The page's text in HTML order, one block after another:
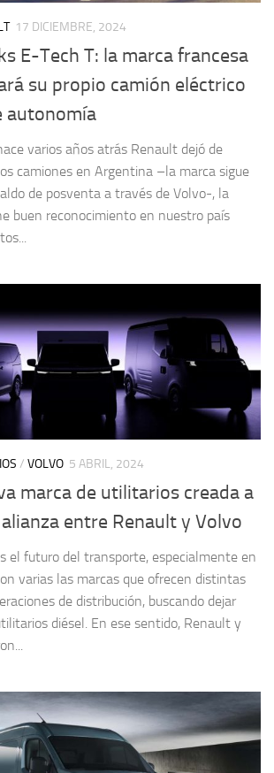
17 DICIEMBRE, 2024
E-Tech T: la marca francesa
su propio camión eléctrico
autonomía
varios años atrás Renault dejó de
camiones en Argentina –la marca sigue
de posventa a través de Volvo-, la
buen reconocimiento en nuestro país
/ VOLVO 5 ABRIL, 2024
marca de utilitarios creada a
entre Renault y Volvo
el futuro del transporte, especialmente en
varias las marcas que ofrecen distintas
de distribución, buscando dejar
diésel. En ese sentido, Renault y